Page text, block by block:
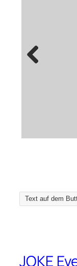
Text auf dem
JOKE